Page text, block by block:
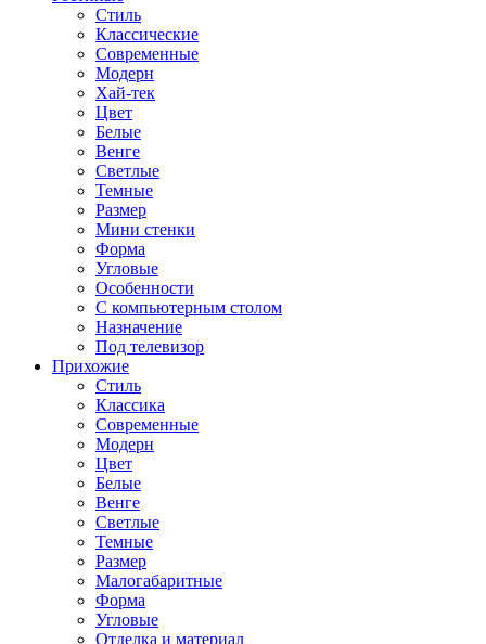
Стиль
Классические
Современные
Модерн
Хай-тек
Цвет
Белые
Венге
Светлые
Темные
Размер
Мини стенки
Форма
Угловые
Особенности
С компьютерным столом
Назначение
Под телевизор
Прихожие
Стиль
Классика
Современные
Модерн
Цвет
Белые
Венге
Светлые
Темные
Размер
Малогабаритные
Форма
Угловые
Отделка и материал